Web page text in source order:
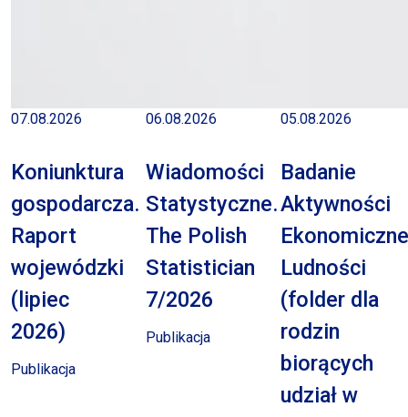
07.08.2026
Koniunktura
gospodarcza.
Raport
wojewódzki
(lipiec
2026)
Publikacja
06.08.2026
Wiadomości
Statystyczne.
The Polish
Statistician
7/2026
Publikacja
05.08.2026
Badanie
Aktywności
Ludności
(folder dla
rodzin
biorących
udział w